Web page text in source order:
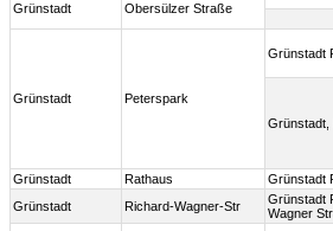
Grünstadt Obersülzer Straße
Grünstadt Peterspark
Grünstadt
Grünstadt,
Grünstadt Rathaus Grünstadt
Grünstadt
Richard-Wagner-Str
Grünstadt
Wagner